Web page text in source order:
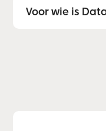
Voor wie is